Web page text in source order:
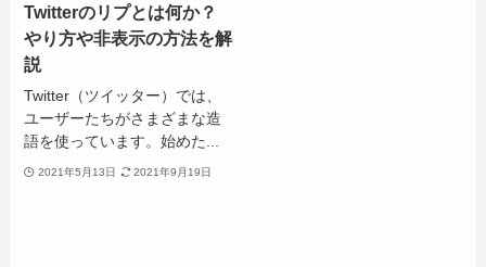
Twitterのリプとは何か？
やり方や非表示の方法を解
説
Twitter（ツイッター）では、
ユーザーたちがさまざまな造
語を使っています。始めた...
2021年5月13日 2021年9月19日